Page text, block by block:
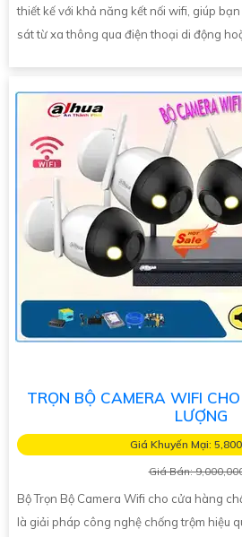
thiết kế với khả năng kết nối wifi, giúp
sát từ xa thông qua điện thoại di động
TRỌN BỘ CAMERA WIFI
LƯỢNG
Giá Khuyến Mại:
Giá Bán:
Bộ Trọn Bộ Camera Wifi cho cửa hàng
là giải pháp công nghệ chống trộm hiệu